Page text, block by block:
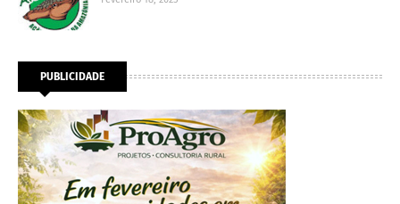
PUBLICIDADE